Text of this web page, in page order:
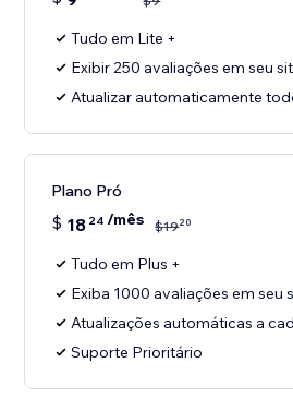
Tudo em Lite +
Exibir 250 avaliações em seu
Atualizar automaticamente
Plano Pró
$ 18 24 /mês $1920
Tudo em Plus +
Exiba 1000 avaliações em seu
Atualizações automáticas a
Suporte Prioritário